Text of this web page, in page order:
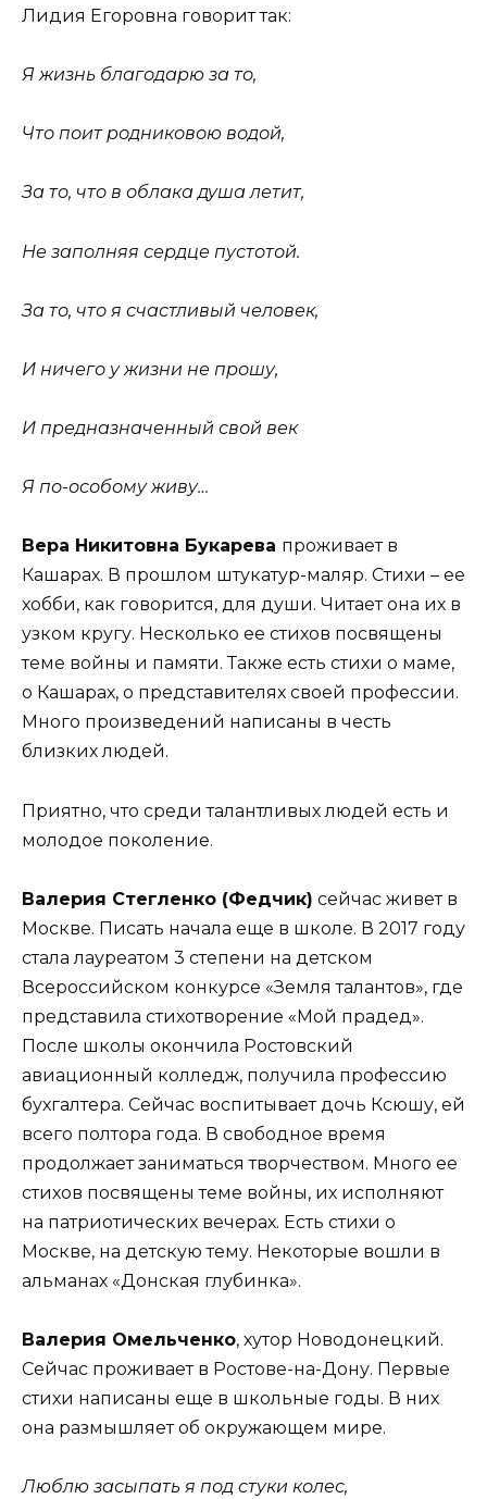
Лидия Егоровна говорит так:
Я жизнь благодарю за то,
Что поит родниковою водой,
За то, что в облака душа летит,
Не заполняя сердце пустотой.
За то, что я счастливый человек,
И ничего у жизни не прошу,
И предназначенный свой век
Я по-особому живу…
Вера Никитовна Букарева проживает в
Кашарах. В прошлом штукатур-маляр. Стихи – ее
хобби, как говорится, для души. Читает она их в
узком кругу. Несколько ее стихов посвящены
теме войны и памяти. Также есть стихи о маме,
о Кашарах, о представителях своей профессии.
Много произведений написаны в честь
близких людей.
Приятно, что среди талантливых людей есть и
молодое поколение.
Валерия Стегленко (Федчик) сейчас живет в
Москве. Писать начала еще в школе. В 2017 году
стала лауреатом 3 степени на детском
Всероссийском конкурсе «Земля талантов», где
представила стихотворение «Мой прадед».
После школы окончила Ростовский
авиационный колледж, получила профессию
бухгалтера. Сейчас воспитывает дочь Ксюшу, ей
всего полтора года. В свободное время
продолжает заниматься творчеством. Много ее
стихов посвящены теме войны, их исполняют
на патриотических вечерах. Есть стихи о
Москве, на детскую тему. Некоторые вошли в
альманах «Донская глубинка».
Валерия Омельченко, хутор Новодонецкий.
Сейчас проживает в Ростове-на-Дону. Первые
стихи написаны еще в школьные годы. В них
она размышляет об окружающем мире.
Люблю засыпать я под стуки колес,